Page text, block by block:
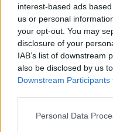
interest-based ads
us or personal
your opt-out. You may
disclosure of your
IAB’s list of downstream
also be disclosed by us
Downstream Participants
Please note that this
Personal Data
AUTORE
Staff